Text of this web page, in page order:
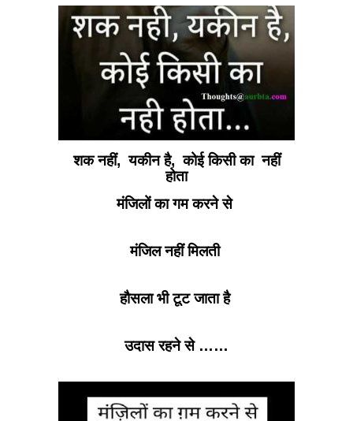
शक नहीं, यकीन है, कोई किसी का नहीं
होता
मंजिलों का गम करने से
मंजिल नहीं मिलती
हौसला भी टूट जाता है
उदास रहने से ……